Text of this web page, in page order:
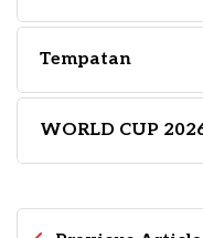
Tempatan
WORLD CUP